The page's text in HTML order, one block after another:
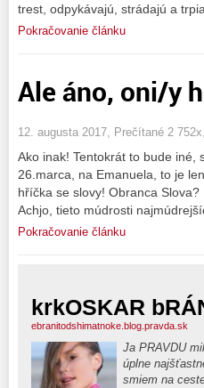
trest, odpykávajú, strádajú a
Pokračovanie článku
Ale áno, oni/y
12. augusta 2017, Prečítané 2 752x,
Ako inak! Tentokrát to bude iné,
26.marca, na Emanuela, to je
hříčka se slovy! Obranca
Achjo, tieto múdrosti
Pokračovanie článku
krkOSKAR
ebranitodshimatnoke.blog.pravda.sk
Ja PRAVDU
úplne
smiem na